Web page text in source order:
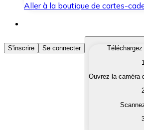
Aller à la boutique de cartes-
Acheter des Cryptomonnaies
Achetez les cryptomonnaies
Convertissez vos
S'inscrire Se connecter
1
Ouvrez la caméra